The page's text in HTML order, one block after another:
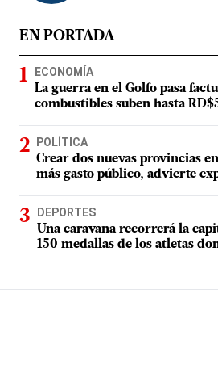
EN PORTADA
ECONOMÍA
La guerra en el Golfo pasa
combustibles suben hasta
POLÍTICA
Crear dos nuevas provincias
más gasto público, advierte
DEPORTES
Una caravana recorrerá la
150 medallas de los atletas